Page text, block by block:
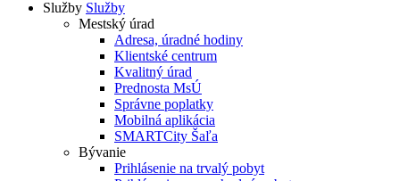
Služby Služby
Mestský úrad
Adresa, úradné hodiny
Klientské centrum
Kvalitný úrad
Prednosta MsÚ
Správne poplatky
Mobilná aplikácia
SMARTCity Šaľa
Bývanie
Prihlásenie na trvalý pobyt